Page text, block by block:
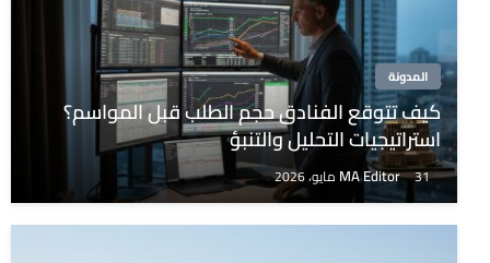
المدونة
كيف تتوقع الفنادق حجم الطلب قبل المواسم؟
استراتيجيات التحليل والتنبؤ
MA Editor 31 مايو، 2026